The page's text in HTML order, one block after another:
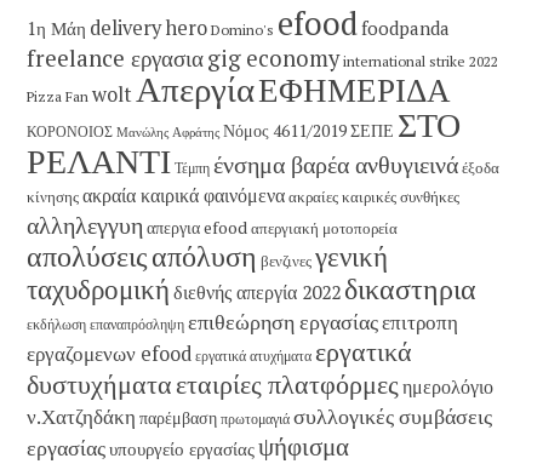
1η Μάη delivery hero Domino's efoodfoodpanda
freelance εργασιαgig economy international strike 2022
Pizza Fan woltΑπεργίαΕΦΗΜΕΡΙΔΑ
ΚΟΡΟΝΟΙΟΣ Μανώλης Αφράτης Νόμος 4611/2019ΣΕΠΕ ΣΤΟ
ΡΕΛΑΝΤΙ Τέμπη ένσημα βαρέα ανθυγιεινάέξοδα
κίνησηςακραία καιρικά φαινόμεναακραίες καιρικές συνθήκες
αλληλεγγυη απεργια efood απεργιακή μοτοπορεία
απολύσειςαπόλυση βενζινεςγενική
ταχυδρομική διεθνής απεργία 2022 δικαστηρια
εκδήλωση επαναπρόσληψη επιθεώρηση εργασίαςεπιτροπη
εργαζομενων efood εργατικά ατυχήματα εργατικά
δυστυχήματαεταιρίες πλατφόρμες ημερολόγιο
ν.Χατζηδάκη παρέμβαση πρωτομαγιά συλλογικές συμβάσεις
εργασίαςυπουργείο εργασίαςψήφισμα